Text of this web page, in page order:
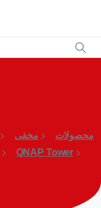
محصولات مخفی
QNAP Tower